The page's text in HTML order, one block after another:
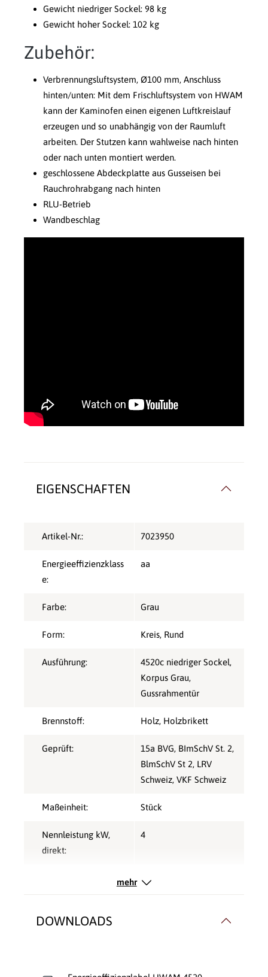
Gewicht niedriger Sockel: 98 kg
Gewicht hoher Sockel: 102 kg
Zubehör:
Verbrennungsluftsystem, Ø100 mm, Anschluss
hinten/unten: Mit dem Frischluftsystem von HWAM
kann der Kaminofen einen eigenen Luftkreislauf
erzeugen und so unabhängig von der Raumluft
arbeiten. Der Stutzen kann wahlweise nach hinten
oder nach unten montiert werden.
geschlossene Abdeckplatte aus Gusseisen bei
Rauchrohrabgang nach hinten
RLU-Betrieb
Wandbeschlag
EIGENSCHAFTEN
Artikel-Nr.: 7023950
Energieeffizienzklass
e:
aa
Farbe: Grau
Form: Kreis, Rund
Ausführung:
4520c niedriger Sockel,
Korpus Grau,
Gussrahmentür
Brennstoff: Holz, Holzbrikett
Geprüft: 15a BVG, BImSchV St. 2,
BlmSchV St 2, LRV
Schweiz, VKF Schweiz
Maßeinheit: Stück
Nennleistung kW,
direkt:
4
Hinten
mehr
DOWNLOADS